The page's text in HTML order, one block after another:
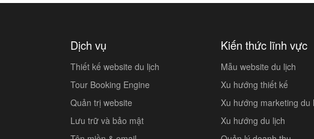
Dịch vụ
Thiết kế website du lịch
Tour Booking Engine
Quản trị website
Lưu trữ và bảo mật
Kiến thức lĩnh vực
Mẫu website du lịch
Xu hướng thiết kế
Xu hướng marketing du
Xu hướng du lịch